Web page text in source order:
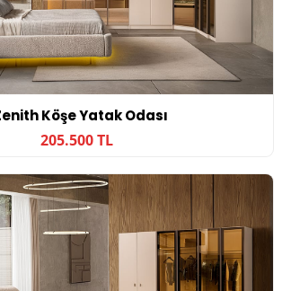
Köşe Yatak Odası
205.500 TL